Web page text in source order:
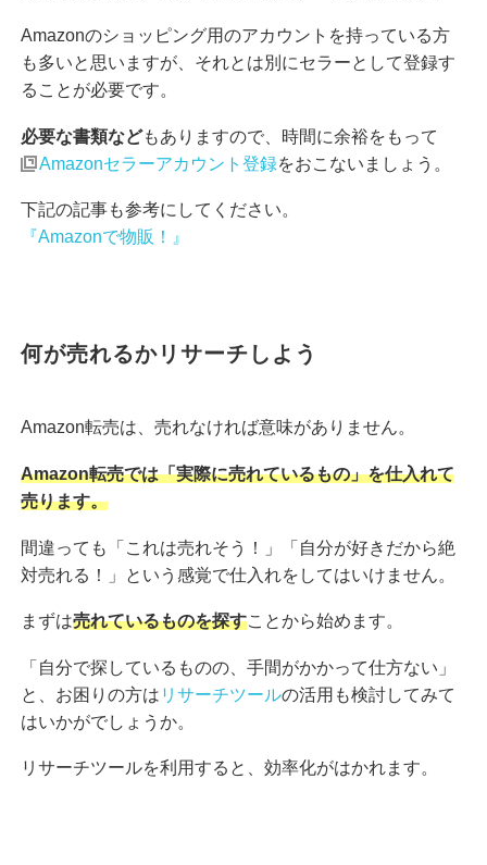
Amazonのショッピング用のアカウントを持っている方
も多いと思いますが、それとは別にセラーとして登録す
ることが必要です。
必要な書類などもありますので、時間に余裕をもって
Amazonセラーアカウント登録をおこないましょう。
下記の記事も参考にしてください。
『Amazonで物販！』
何が売れるかリサーチしよう
Amazon転売は、売れなければ意味がありません。
Amazon転売では「実際に売れているもの」を仕入れて
売ります。
間違っても「これは売れそう！」「自分が好きだから絶
対売れる！」という感覚で仕入れをしてはいけません。
まずは売れているものを探すことから始めます。
「自分で探しているものの、手間がかかって仕方ない」
と、お困りの方は リサーチツールの活用も検討してみて
はいかがでしょうか。
リサーチツールを利用すると、効率化がはかれます。